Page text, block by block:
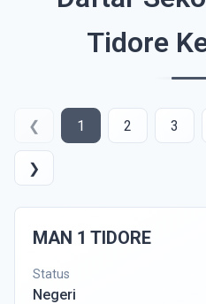
Tidore
❮ 1 2 3
❯
MAN 1 TIDORE
Status
Negeri